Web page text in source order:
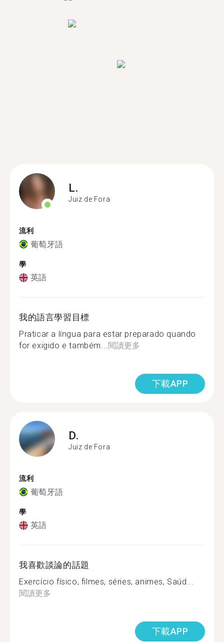
L.
Juiz de Fora
流利
葡萄牙語
學
英語
我的語言學習目標
Praticar a língua para estar preparado quando
for exigido e também...閱讀更多
下載APP
D.
Juiz de Fora
流利
葡萄牙語
學
英語
我喜歡談論的話題
Exercício físico, filmes, séries, animes, Saúd...
閱讀更多
下載APP